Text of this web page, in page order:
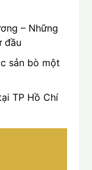
– Những
đầu
sản bò một
TP Hồ Chí